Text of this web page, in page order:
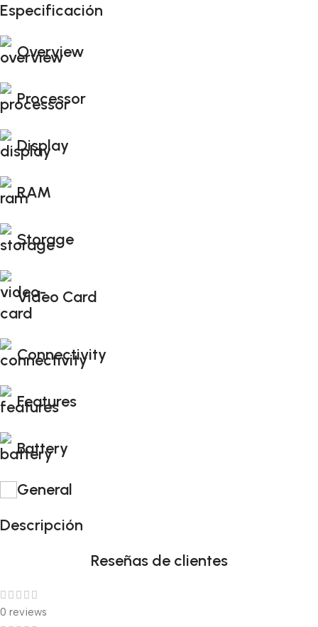
Unbeatable offers
Especificación
Overview
Processor
Display
RAM
Storage
Video Card
Connectivity
Features
Battery
General
Descripción
Reseñas de clientes
0 reviews